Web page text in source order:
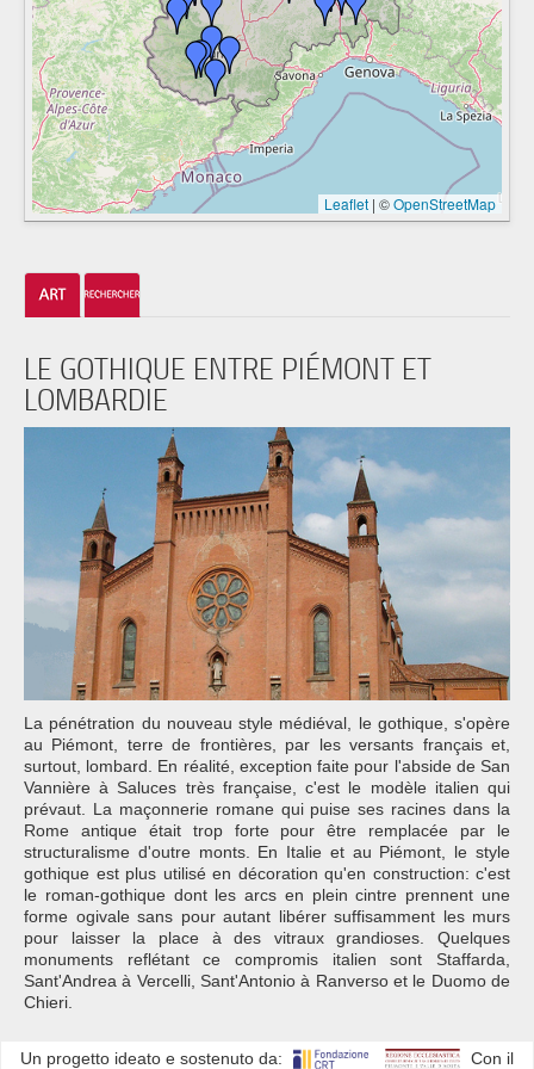
Leaflet | ©OpenStreetMap
LE GOTHIQUE ENTRE PIÉMONT ET
LOMBARDIE
La pénétration du nouveau style médiéval, le gothique, s'opère
au Piémont, terre de frontières, par les versants français et,
surtout, lombard. En réalité, exception faite pour l'abside de San
Vannière à Saluces très française, c'est le modèle italien qui
prévaut. La maçonnerie romane qui puise ses racines dans la
Rome antique était trop forte pour être remplacée par le
structuralisme d'outre monts. En Italie et au Piémont, le style
gothique est plus utilisé en décoration qu'en construction: c'est
le roman-gothique dont les arcs en plein cintre prennent une
forme ogivale sans pour autant libérer suffisamment les murs
pour laisser la place à des vitraux grandioses. Quelques
monuments reflétant ce compromis italien sont Staffarda,
Sant'Andrea à Vercelli, Sant'Antonio à Ranverso et le Duomo de
Chieri.
Un progetto ideato e sostenuto da: Con il